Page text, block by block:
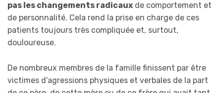
pas les changements radicaux de comportement et
de personnalité. Cela rend la prise en charge de ces
patients toujours très compliquée et, surtout,
douloureuse.
De nombreux membres de la famille finissent par être
victimes d’agressions physiques et verbales de la part